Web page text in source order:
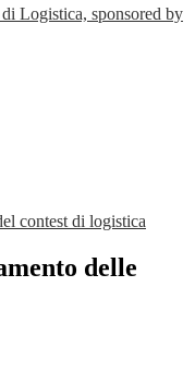
Logistica, sponsored by
contest di logistica
delle